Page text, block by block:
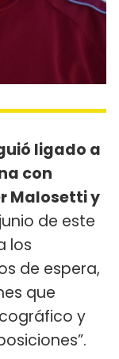
ligado a
con
Malosetti y
de este
los
de espera,
que
y